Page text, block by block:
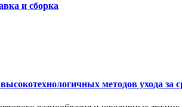
и сборка
методов ухода за